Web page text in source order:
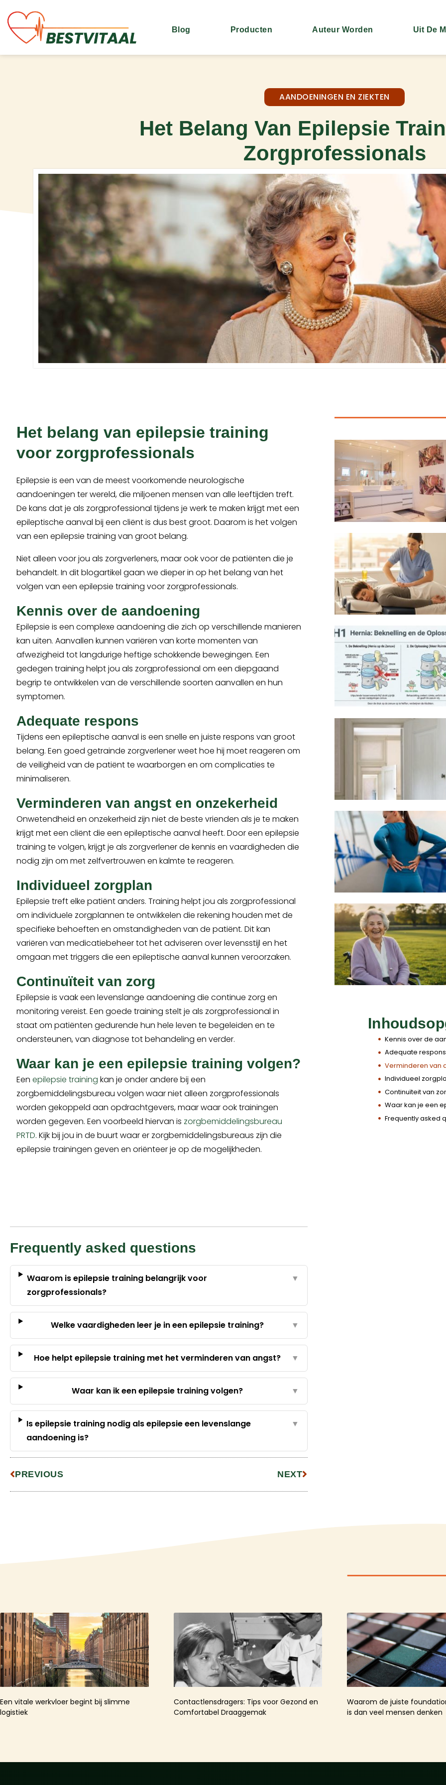
Blog Producten Auteur Worden Uit De
AANDOENINGEN EN ZIEKTEN
Het Belang Van Epilepsie
Zorgprofessionals
Het belang van epilepsie training
voor zorgprofessionals
Epilepsie is een van de meest voorkomende neurologische
aandoeningen ter wereld, die miljoenen mensen van alle leeftijden treft.
De kans dat je als zorgprofessional tijdens je werk te maken krijgt met een
epileptische aanval bij een cliënt is dus best groot. Daarom is het volgen
van een epilepsie training van groot belang.
Niet alleen voor jou als zorgverleners, maar ook voor de patiënten die je
behandelt. In dit blogartikel gaan we dieper in op het belang van het
volgen van een epilepsie training voor zorgprofessionals.
Kennis over de aandoening
Epilepsie is een complexe aandoening die zich op verschillende manieren
kan uiten. Aanvallen kunnen variëren van korte momenten van
afwezigheid tot langdurige heftige schokkende bewegingen. Een
gedegen training helpt jou als zorgprofessional om een diepgaand
begrip te ontwikkelen van de verschillende soorten aanvallen en hun
symptomen.
Adequate respons
Tijdens een epileptische aanval is een snelle en juiste respons van groot
belang. Een goed getrainde zorgverlener weet hoe hij moet reageren om
de veiligheid van de patiënt te waarborgen en om complicaties te
minimaliseren.
Verminderen van angst en onzekerheid
Onwetendheid en onzekerheid zijn niet de beste vrienden als je te maken
krijgt met een cliënt die een epileptische aanval heeft. Door een epilepsie
training te volgen, krijgt je als zorgverlener de kennis en vaardigheden die
nodig zijn om met zelfvertrouwen en kalmte te reageren.
Individueel zorgplan
Epilepsie treft elke patiënt anders. Training helpt jou als zorgprofessional
om individuele zorgplannen te ontwikkelen die rekening houden met de
specifieke behoeften en omstandigheden van de patiënt. Dit kan
variëren van medicatiebeheer tot het adviseren over levensstijl en het
omgaan met triggers die een epileptische aanval kunnen veroorzaken.
Continuïteit van zorg
Epilepsie is vaak een levenslange aandoening die continue zorg en
monitoring vereist. Een goede training stelt je als zorgprofessional in
staat om patiënten gedurende hun hele leven te begeleiden en te
ondersteunen, van diagnose tot behandeling en verder.
Waar kan je een epilepsie training volgen?
Eenepilepsie training kan je onder andere bij een
zorgbemiddelingsbureau volgen waar niet alleen zorgprofessionals
worden gekoppeld aan opdrachtgevers, maar waar ook trainingen
worden gegeven. Een voorbeeld hiervan is zorgbemiddelingsbureau
PRTD. Kijk bij jou in de buurt waar er zorgbemiddelingsbureaus zijn die
epilepsie trainingen geven en oriënteer je op de mogelijkheden.
Frequently asked questions
Waarom is epilepsie training belangrijk voor
zorgprofessionals?
▼
Welke vaardigheden leer je in een epilepsie training? ▼
Hoe helpt epilepsie training met het verminderen van angst? ▼
Waar kan ik een epilepsie training volgen? ▼
Is epilepsie training nodig als epilepsie een levenslange
aandoening is?
▼
PREVIOUS NEXT
Kennis over de
Adequate respons
Verminderen van
Individueel
Continuïteit van
Waar kan je een
Frequently asked
Een vitale werkvloer begint bij slimme
logistiek
Contactlensdragers: Tips voor Gezond en
Comfortabel Draaggemak
Waarom de juiste
is dan veel mensen denken